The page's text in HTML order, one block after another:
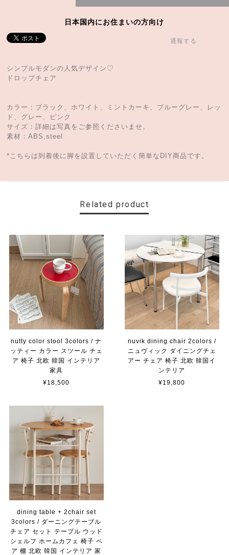
日本国内にお住まいの方向け
通報する
シンプルモダンの人気デザイン♡
ドロップチェア
カラー：ブラック、ホワイト、ミントカーキ、ブルーグレー、レッ
ド、グレー、ピンク
サイズ：詳細は写真をご参照くださいませ。
素材：ABS,steel
*こちらは到着後に脚を設置していただく簡単なDIY商品です。
Related product
nutty color stool 3colors / ナ
ッティー カラー スツール チェ
ア 椅子 北欧 韓国 インテリア
家具
¥18,500
nuvik dining chair 2colors /
ニュヴィック ダイニングチェ
アー チェア 椅子 北欧 韓国イ
ンテリア
¥19,800
dining table + 2chair set
3colors / ダーニングテーブル
チェア セット テーブル ウッド
シェルフ ホームカフェ 椅子 ペ
ア 棚 北欧 韓国 インテリア 家